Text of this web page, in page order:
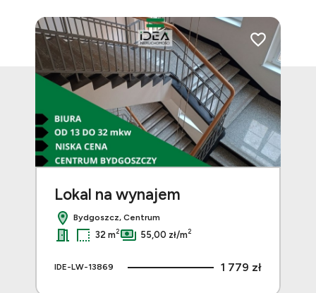
Dodaj do
Lokal na wynajem
Bydgoszcz, Centrum
32 m2 55,00 zł/m2
IDE-LW-13869 1 779 zł